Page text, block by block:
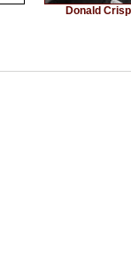
Donald Crisp